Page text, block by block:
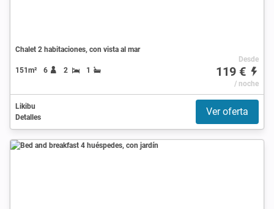
Chalet 2 habitaciones, con vista al mar
151m² 6 2 1
Desde
119 €
/ noche
Likibu
Detalles
Ver oferta